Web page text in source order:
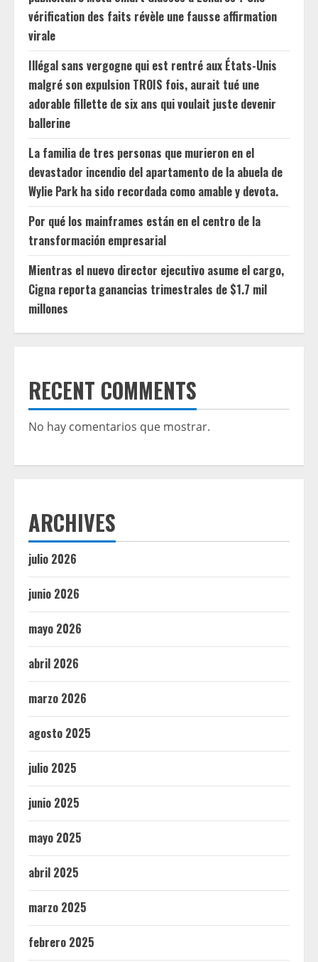
vérification des faits révèle une fausse affirmation
virale
Illégal sans vergogne qui est rentré aux États-Unis
malgré son expulsion TROIS fois, aurait tué une
adorable fillette de six ans qui voulait juste devenir
ballerine
La familia de tres personas que murieron en el
devastador incendio del apartamento de la abuela de
Wylie Park ha sido recordada como amable y devota.
Por qué los mainframes están en el centro de la
transformación empresarial
Mientras el nuevo director ejecutivo asume el cargo,
Cigna reporta ganancias trimestrales de $1.7 mil
millones
RECENT COMMENTS
No hay comentarios que mostrar.
ARCHIVES
julio 2026
junio 2026
mayo 2026
abril 2026
marzo 2026
agosto 2025
julio 2025
junio 2025
mayo 2025
abril 2025
marzo 2025
febrero 2025